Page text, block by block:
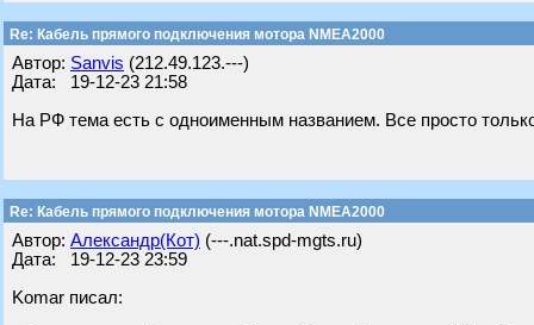
Re: Кабель прямого подключения мотора NMEA2000
Автор: Sanvis (212.49.123.---)
Дата: 19-12-23 21:58
На РФ тема есть с одноименным названием. Все просто
Re: Кабель прямого подключения мотора NMEA2000
Автор: Александр(Кот) (---.nat.spd-mgts.ru)
Дата: 19-12-23 23:59
Komar писал: